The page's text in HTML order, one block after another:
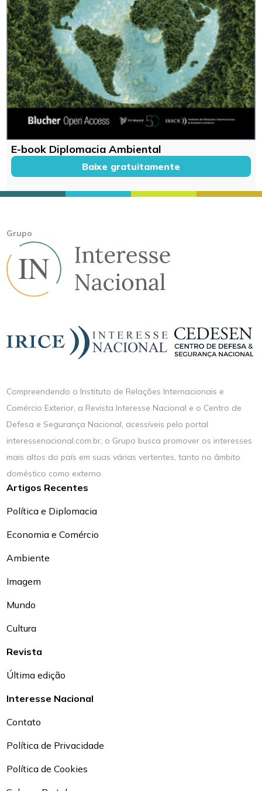
E-book Diplomacia Ambiental
Baixe gratuitamente
Grupo
Compreendendo o Instituto de Relações Internacionais e
Comércio Exterior, a Revista Interesse Nacional e o Centro de
Defesa e Segurança Nacional, acessíveis pelo portal
interessenacional.com.br, o Grupo busca promover os interesses
mais altos do país em suas várias vertentes, tanto no âmbito
doméstico como externo.
Artigos Recentes
Política e Diplomacia
Economia e Comércio
Ambiente
Imagem
Mundo
Cultura
Revista
Última edição
Interesse Nacional
Contato
Política de Privacidade
Política de Cookies